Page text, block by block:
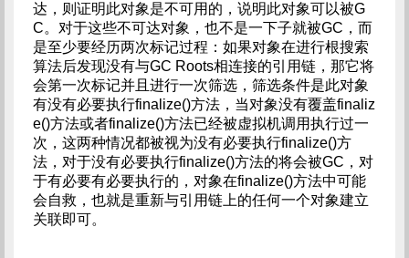
达，则证明此对象是不可用的，说明此对象可以被G
C。对于这些不可达对象，也不是一下子就被GC，而
是至少要经历两次标记过程：如果对象在进行根搜索
算法后发现没有与GC Roots相连接的引用链，那它将
会第一次标记并且进行一次筛选，筛选条件是此对象
有没有必要执行finalize()方法，当对象没有覆盖finaliz
e()方法或者finalize()方法已经被虚拟机调用执行过一
次，这两种情况都被视为没有必要执行finalize()方
法，对于没有必要执行finalize()方法的将会被GC，对
于有必要有必要执行的，对象在finalize()方法中可能
会自救，也就是重新与引用链上的任何一个对象建立
关联即可。